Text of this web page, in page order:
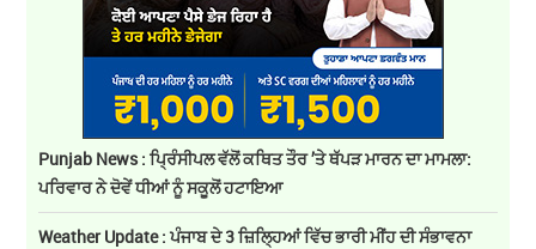
Punjab News : ਪ੍ਰਿੰਸੀਪਲ ਵੱਲੋਂ ਕਥਿਤ ਤੌਰ ’ਤੇ ਥੱਪੜ ਮਾਰਨ ਦਾ ਮਾਮਲਾ:
ਪਰਿਵਾਰ ਨੇ ਦੋਵੇਂ ਧੀਆਂ ਨੂੰ ਸਕੂਲੋਂ ਹਟਾਇਆ
Weather Update : ਪੰਜਾਬ ਦੇ 3 ਜ਼ਿਲ੍ਹਿਆਂ ਵਿੱਚ ਭਾਰੀ ਮੀਂਹ ਦੀ ਸੰਭਾਵਨਾ